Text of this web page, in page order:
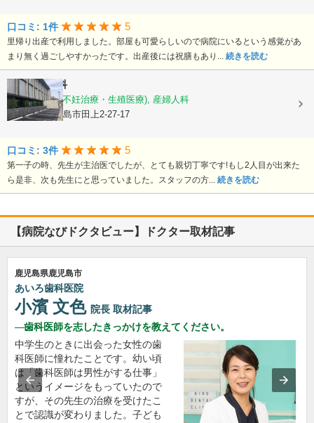
口コミ: 1件 5
里帰り出産で利用しました。部屋も可愛らしいので病院にいるという感覚があ
まり無く過ごしやすかったです。出産後には祝膳もあり... 続きを読む
徳永産婦人科
産科, 婦人科(不妊治療・生殖医療), 産婦人科
鹿児島県鹿児島市田上2-27-17
口コミ: 3件 5
第一子の時、先生が主治医でしたが、とても親切丁寧です!もし2人目が出来た
ら是非、次も先生にと思っていました。スタッフの方... 続きを読む
【病院なびドクタビュー】ドクター取材記事
鹿児島県鹿児島市
あいろ歯科医院
小濱 文色 院長 取材記事
歯科医師を志したきっかけを教えてください。
中学生のときに出会った女性の歯
科医師に憧れたことです。幼い頃
は「歯科医師は男性がする仕事」
というイメージをもっていたので
すが、その先生の治療を受けたこ
とで認識が変わりました。子ども